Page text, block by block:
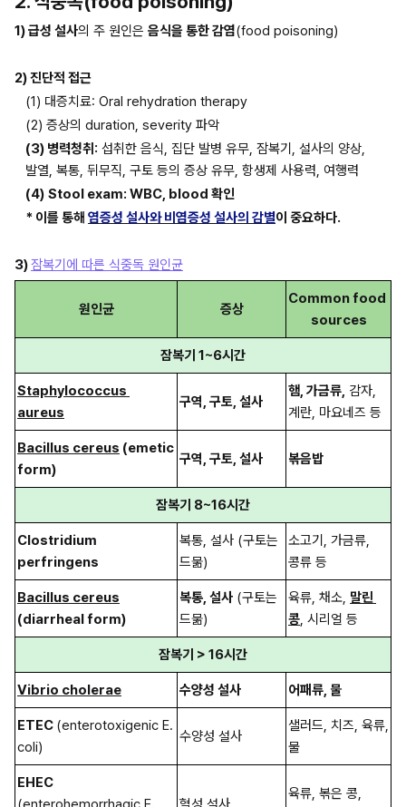
1) 급성 설사의 주 원인은 음식을 통한 감염(food poisoning)
2) 진단적 접근
(1) 대증치료: Oral rehydration therapy
(2) 증상의 duration, severity 파악
(3) 병력청취: 섭취한 음식, 집단 발병 유무, 잠복기, 설사의 양상,
발열, 복통, 뒤무직, 구토 등의 증상 유무, 항생제 사용력, 여행력
(4) Stool exam: WBC, blood 확인
* 이를 통해 염증성 설사와 비염증성 설사의 감별이 중요하다.
3) 잠복기에 따른 식중독 원인균
원인균 증상
Common food
sources
잠복기 1~6시간
Staphylococcus
aureus
구역, 구토, 설사
햄, 가금류, 감자,
계란, 마요네즈 등
Bacillus cereus (emetic
form)
구역, 구토, 설사 볶음밥
잠복기 8~16시간
Clostridium
perfringens
복통, 설사 (구토는
드묾)
소고기, 가금류,
콩류 등
Bacillus cereus
(diarrheal form)
복통, 설사 (구토는
드묾)
육류, 채소, 말린
콩 , 시리얼 등
잠복기 > 16시간
Vibrio cholerae 수양성 설사 어패류, 물
ETEC (enterotoxigenic E.
coli)
수양성 설사
샐러드, 치즈, 육류,
물
육류, 볶은 콩,